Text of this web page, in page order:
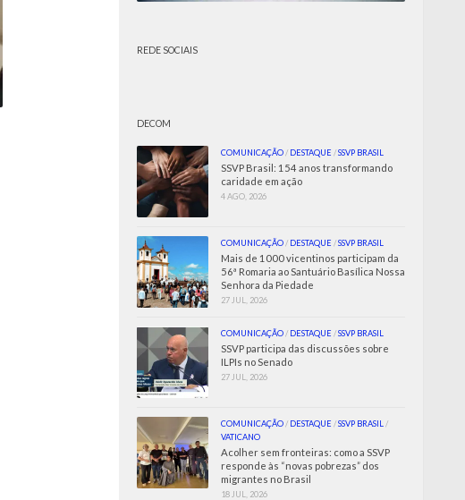
REDE SOCIAIS
DECOM
COMUNICAÇÃO / DESTAQUE /SSVP BRASIL
SSVP Brasil: 154 anos transformando
caridade em ação
4 AGO, 2026
COMUNICAÇÃO / DESTAQUE /SSVP BRASIL
Mais de 1000 vicentinos participam da
56ª Romaria ao Santuário Basílica Nossa
Senhora da Piedade
27 JUL, 2026
COMUNICAÇÃO / DESTAQUE /SSVP BRASIL
SSVP participa das discussões sobre
ILPIs no Senado
27 JUL, 2026
COMUNICAÇÃO / DESTAQUE /SSVP BRASIL /
VATICANO
Acolher sem fronteiras: como a SSVP
responde às “novas pobrezas” dos
migrantes no Brasil
18 JUL, 2026